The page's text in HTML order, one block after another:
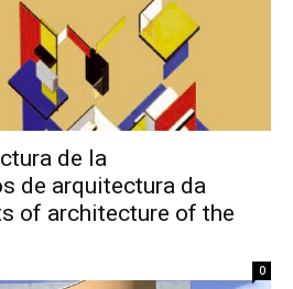
de la
de arquitectura da
of architecture of the
0